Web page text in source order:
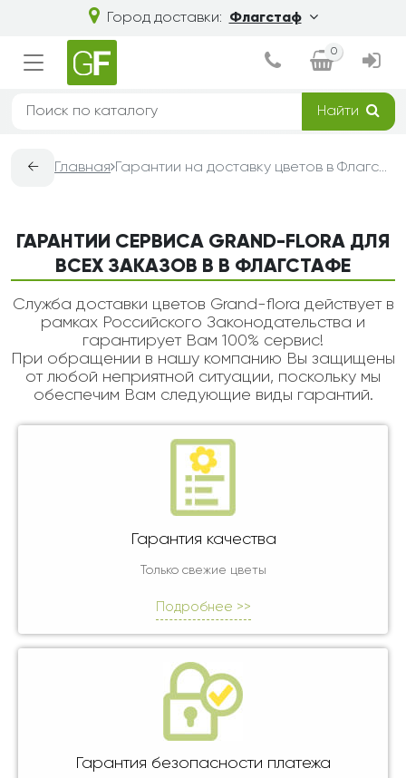
Город доставки: Флагстаф
0
Найти
← Главная Гарантии на доставку цветов в Флагстафе — Grand-Flora
ГАРАНТИИ СЕРВИСА GRAND-FLORA ДЛЯ
ВСЕХ ЗАКАЗОВ В В ФЛАГСТАФЕ
Служба доставки цветов Grand-flora действует в
рамках Российского Законодательства и
гарантирует Вам 100% сервис!
При обращении в нашу компанию Вы защищены
от любой неприятной ситуации, поскольку мы
обеспечим Вам следующие виды гарантий.
Гарантия качества
Только свежие цветы
Подробнее >>
Гарантия безопасности платежа